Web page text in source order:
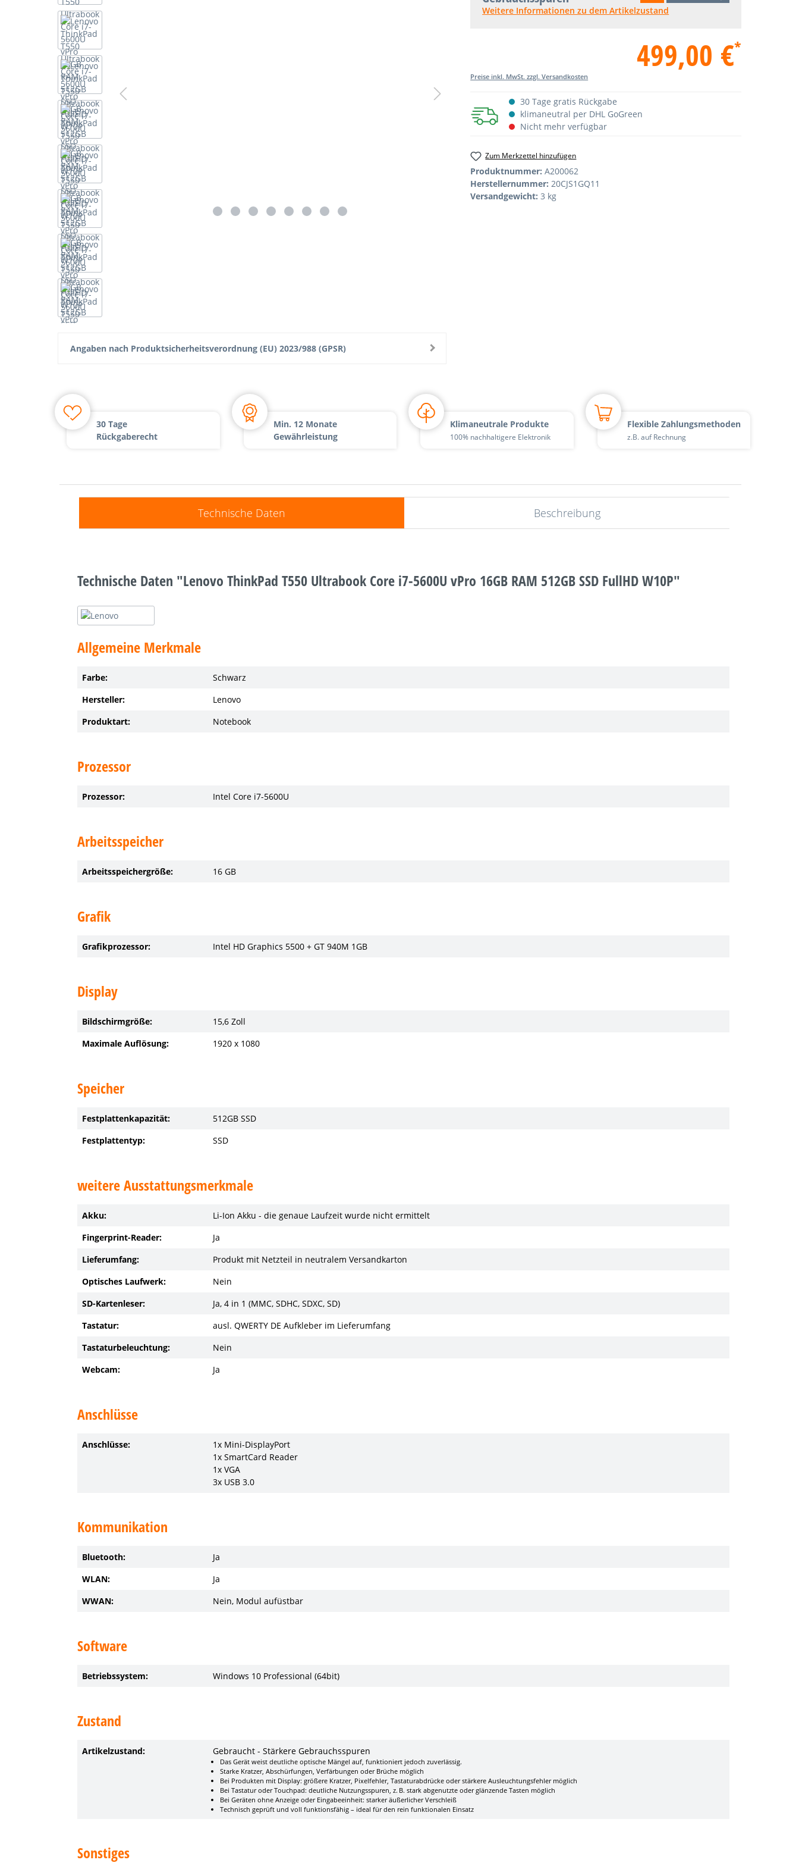
Angaben nach Produktsicherheitsverordnung (EU) 2023/988 (GPSR)
Weitere Informationen zu dem Artikelzustand
499,00 €*
Preise inkl. MwSt. zzgl. Versandkosten
30 Tage gratis Rückgabe
klimaneutral per DHL GoGreen
Nicht mehr verfügbar
Zum Merkzettel hinzufügen
Produktnummer:A200062
Herstellernummer: 20CJS1GQ11
Versandgewicht: 3 kg
30 Tage
Rückgaberecht
Min. 12 Monate
Gewährleistung
Klimaneutrale Produkte
100% nachhaltigere Elektronik
Flexible Zahlungsmethoden
z.B. auf Rechnung
Technische Daten Beschreibung
Technische Daten "Lenovo ThinkPad T550 Ultrabook Core i7-5600U vPro 16GB RAM 512GB SSD FullHD W10P"
Allgemeine Merkmale
Farbe:
Schwarz
Hersteller:
Lenovo
Produktart:
Notebook
Prozessor
Prozessor: Intel Core i7-5600U
Arbeitsspeicher
Arbeitsspeichergröße: 16 GB
Grafik
Grafikprozessor: Intel HD Graphics 5500 + GT 940M 1GB
Display
Bildschirmgröße:
15,6 Zoll
Maximale Auflösung:
1920 x 1080
Speicher
Festplattenkapazität:
512GB SSD
Festplattentyp:
SSD
weitere Ausstattungsmerkmale
Akku:
Li-Ion Akku - die genaue Laufzeit wurde nicht ermittelt
Fingerprint-Reader:
Ja
Lieferumfang:
Produkt mit Netzteil in neutralem Versandkarton
Optisches Laufwerk:
Nein
SD-Kartenleser:
Ja, 4 in 1 (MMC, SDHC, SDXC, SD)
Tastatur:
ausl. QWERTY DE Aufkleber im Lieferumfang
Tastaturbeleuchtung:
Nein
Webcam:
Ja
Anschlüsse
Anschlüsse:
1x Mini-DisplayPort
1x SmartCard Reader
1x VGA
3x USB 3.0
Kommunikation
Bluetooth:
Ja
WLAN:
Ja
WWAN:
Nein, Modul aufüstbar
Software
Betriebssystem: Windows 10 Professional (64bit)
Zustand
Artikelzustand: Gebraucht - Stärkere Gebrauchsspuren
Das Gerät weist deutliche optische Mängel auf, funktioniert jedoch zuverlässig.
Starke Kratzer, Abschürfungen, Verfärbungen oder Brüche möglich
Bei Produkten mit Display: größere Kratzer, Pixelfehler, Tastaturabdrücke oder stärkere Ausleuchtungsfehler möglich
Bei Tastatur oder Touchpad: deutliche Nutzungsspuren, z. B. stark abgenutzte oder glänzende Tasten möglich
Bei Geräten ohne Anzeige oder Eingabeeinheit: starker äußerlicher Verschleiß
Technisch geprüft und voll funktionsfähig – ideal für den rein funktionalen Einsatz
Sonstiges